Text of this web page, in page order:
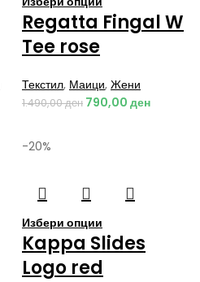
Regatta Fingal W
Tee rose
Текстил, Маици, Жени
1.490,00ден 790,00 ден
-20%
Избери опции
Kappa Slides
Logo red